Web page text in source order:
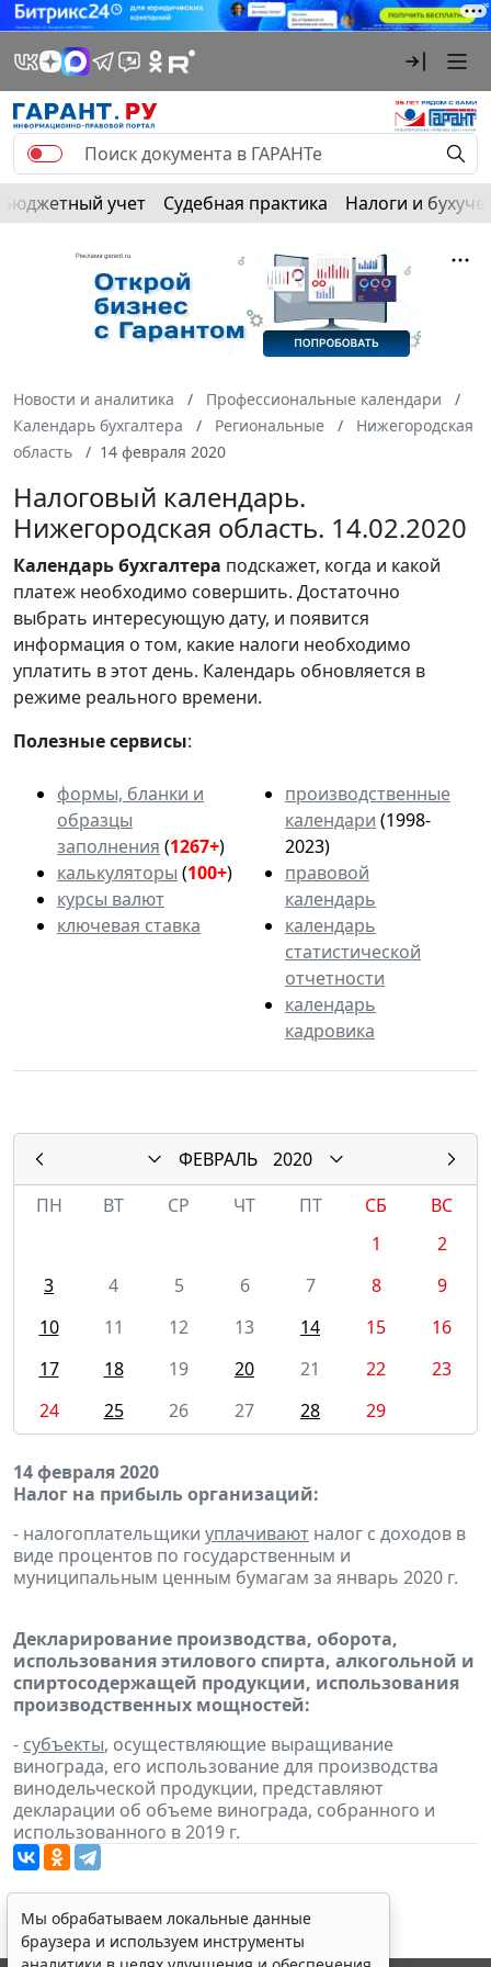
Бюджетный учет Судебная практика Налоги и
Новости и аналитика
Профессиональные календари
Календарь бухгалтера
Региональные
Нижегородская
область
14 февраля 2020
Налоговый календарь.
Нижегородская область. 14.02.2020
Календарьбухгалтера подскажет, когда и какой
платеж необходимо совершить. Достаточно
выбрать интересующую дату, и появится
информация о том, какие налоги необходимо
уплатить в этот день. Календарь обновляется в
режиме реального времени.
Полезные сервисы:
формы, бланки и
образцы
заполнения (1267+)
калькуляторы (100+)
курсы валют
ключевая ставка
производственные
календари (1998-
2023)
правовой
календарь
календарь
статистической
отчетности
календарь
кадровика
ФЕВРАЛЬ
2020
ПН
ВТ СР ЧТ ПТ СБ
ВС
1
2
3
4 5 6 7 8
9
10
11 12 13 14 15
16
17
18 19 20 21 22
23
24
25 26 27 28 29
14 февраля 2020
Налог на прибыль организаций:
- налогоплательщики уплачивают налог с доходов в
виде процентов по государственным и
муниципальным ценным бумагам за январь 2020 г.
Декларирование производства, оборота,
использования этилового спирта, алкогольной и
спиртосодержащей продукции, использования
производственных мощностей:
- субъекты, осуществляющие выращивание
винограда, его использование для производства
винодельческой продукции, представляют
декларации об объеме винограда, собранного и
использованного в 2019 г.
Мы обрабатываем локальные данные
браузера и используем инструменты